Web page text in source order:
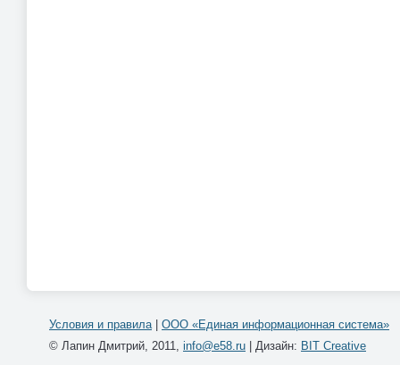
Условия и правила|
ООО «Единая информационная система»
© Лапин Дмитрий, 2011, info@e58.ru | Дизайн: BIT Creative